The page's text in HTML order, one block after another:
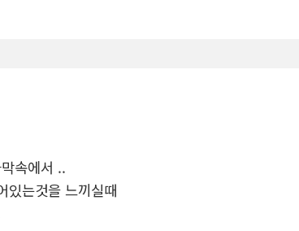
속에서 ..
있는것을 느끼실때